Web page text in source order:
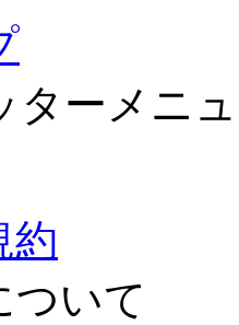
ターメニ
約
ついて